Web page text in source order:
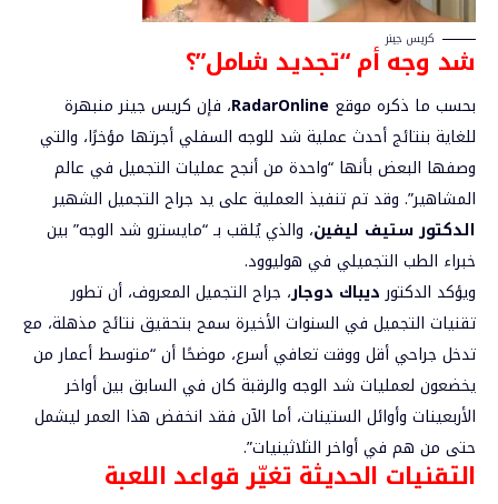
كريس جينر
شد وجه أم “تجديد شامل”؟
بحسب ما ذكره موقع RadarOnline، فإن كريس جينر منبهرة
للغاية بنتائج أحدث عملية شد للوجه السفلي أجرتها مؤخرًا، والتي
وصفها البعض بأنها “واحدة من أنجح عمليات التجميل في عالم
المشاهير”. وقد تم تنفيذ العملية على يد جراح التجميل الشهير
الدكتور ستيف ليفين، والذي يُلقب بـ “مايسترو شد الوجه” بين
خبراء الطب التجميلي في هوليوود.
ويؤكد الدكتورديباك دوجار، جراح التجميل المعروف، أن تطور
تقنيات التجميل في السنوات الأخيرة سمح بتحقيق نتائج مذهلة، مع
تدخل جراحي أقل ووقت تعافي أسرع، موضحًا أن “متوسط أعمار من
يخضعون لعمليات شد الوجه والرقبة كان في السابق بين أواخر
الأربعينات وأوائل الستينات، أما الآن فقد انخفض هذا العمر ليشمل
حتى من هم في أواخر الثلاثينيات”.
التقنيات الحديثة تغيّر قواعد اللعبة